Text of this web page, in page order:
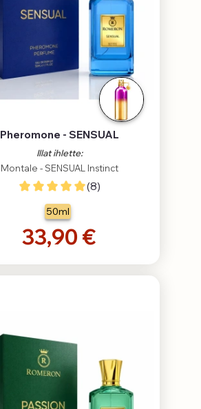
Pheromone - SENSUAL
Illat ihlette:
Montale - SENSUAL Instinct
(8)
50ml
33,90 €